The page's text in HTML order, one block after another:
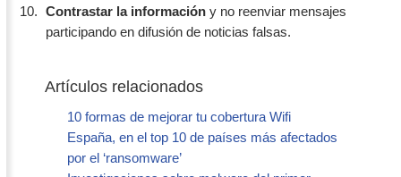
Contrastar la información y no reenviar mensajes
participando en difusión de noticias falsas.
Artículos relacionados
10 formas de mejorar tu cobertura Wifi
España, en el top 10 de países más afectados
por el ‘ransomware’